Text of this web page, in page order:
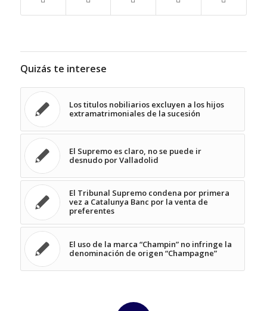
Quizás te interese
Los titulos nobiliarios excluyen a los hijos
extramatrimoniales de la sucesión
El Supremo es claro, no se puede ir
desnudo por Valladolid
El Tribunal Supremo condena por primera
vez a Catalunya Banc por la venta de
preferentes
El uso de la marca “Champin” no infringe la
denominación de origen “Champagne”